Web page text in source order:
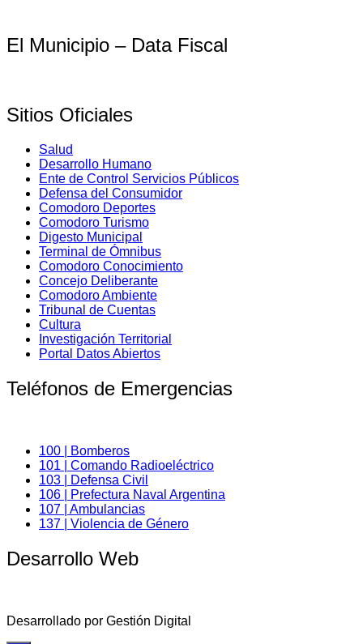
El Municipio – Data Fiscal
Sitios Oficiales
Salud
Desarrollo Humano
Ente de Control Servicios Públicos
Defensa del Consumidor
Comodoro Deportes
Comodoro Turismo
Digesto Municipal
Terminal de Ómnibus
Comodoro Conocimiento
Concejo Deliberante
Comodoro Ambiente
Tribunal de Cuentas
Cultura
Investigación Territorial
Portal Datos Abiertos
Teléfonos de Emergencias
100 | Bomberos
101 | Comando Radioeléctrico
103 | Defensa Civil
106 | Prefectura Naval Argentina
107 | Ambulancias
137 | Violencia de Género
Desarrollo Web
Desarrollado por Gestión Digital